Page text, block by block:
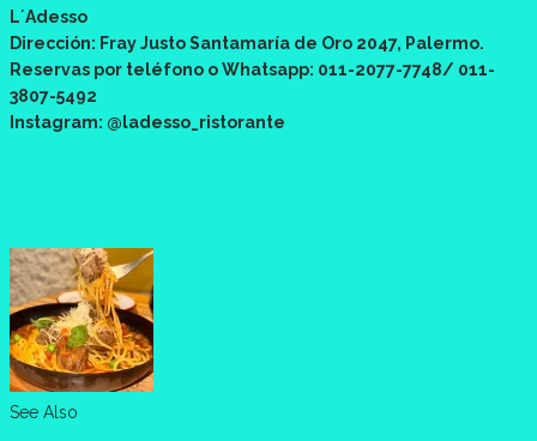
L´Adesso
Dirección: Fray Justo Santamaría de Oro 2047, Palermo.
Reservas por teléfono o Whatsapp: 011-2077-7748/ 011-
3807-5492
Instagram: @ladesso_ristorante
See Also